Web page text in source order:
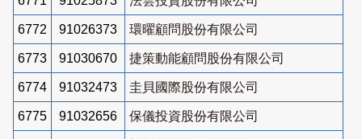
6772 91026373 環曜顧問股份有限公司
6773 91030670 捷策動能顧問股份有限公司
6774 91032473 圭貝國際股份有限公司
6775 91032656 保儀投資股份有限公司